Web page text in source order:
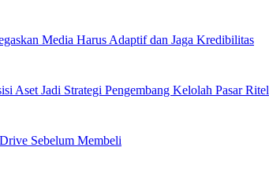
Media Harus Adaptif dan Jaga Kredibilitas
Aset Jadi Strategi Pengembang Kelolah Pasar Ritel
Sebelum Membeli